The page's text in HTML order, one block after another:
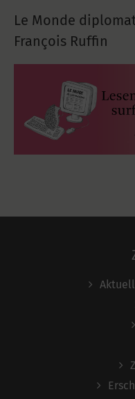
Le Monde
François Ruffin